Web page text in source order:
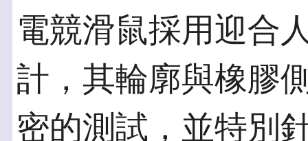
電競滑鼠採用迎合
計，其輪廓與橡膠
密的測試，並特別